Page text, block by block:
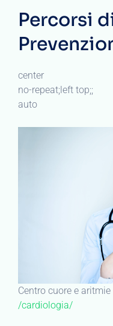
Percorsi
center
no-repeat;left top;;
auto
Centro cuore e aritmie
/cardiologia/